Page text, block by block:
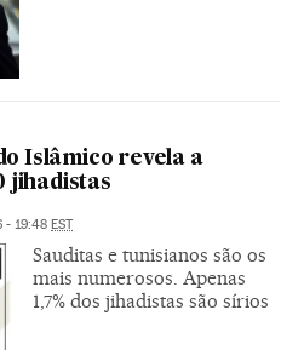
Islâmico revela a
jihadistas
- 19:48 EST
Sauditas e tunisianos são os
mais numerosos. Apenas
1,7% dos jihadistas são sírios